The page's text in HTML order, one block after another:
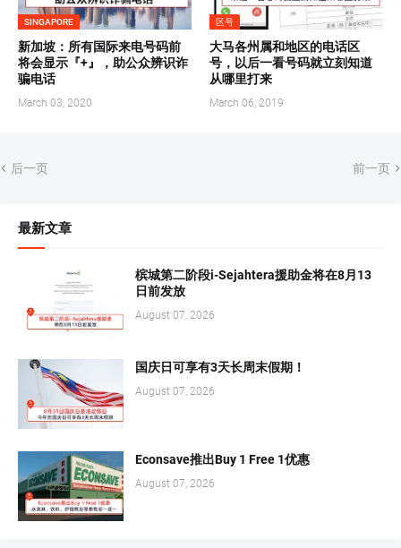
SINGAPORE
新加坡：所有国际来电号码前
将会显示『+』，助公众辨识诈
骗电话
March 03, 2020
区号
大马各州属和地区的电话区
号，以后一看号码就立刻知道
从哪里打来
March 06, 2019
后一页 前一页
最新文章
槟城第二阶段i-Sejahtera援助金将在8月13
日前发放
August 07, 2026
国庆日可享有3天长周末假期！
August 07, 2026
Econsave推出Buy 1 Free 1优惠
August 07, 2026